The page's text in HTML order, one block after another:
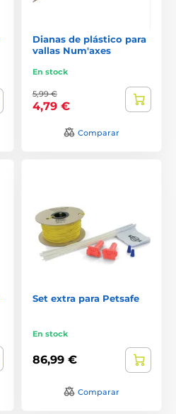
Dianas de plástico para
vallas Num'axes
En stock
5,99 €
4,79 €
Comparar
Set extra para Petsafe
En stock
86,99 €
Comparar